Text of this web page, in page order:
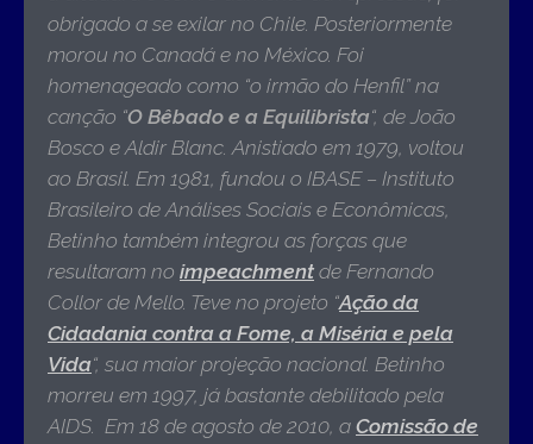
obrigado a se exilar no Chile. Posteriormente
morou no Canadá e no México. Foi
homenageado como “o irmão do Henfil” na
canção “O Bêbado e a Equilibrista“, de João
Bosco e Aldir Blanc. Anistiado em 1979, voltou
ao Brasil. Em 1981, fundou o IBASE – Instituto
Brasileiro de Análises Sociais e Econômicas,
Betinho também integrou as forças que
resultaram no impeachment de Fernando
Collor de Mello. Teve no projeto “Ação da
Cidadania contra a Fome, a Miséria e pela
Vida“, sua maior projeção nacional. Betinho
morreu em 1997, já bastante debilitado pela
AIDS. Em 18 de agosto de 2010, a Comissão de